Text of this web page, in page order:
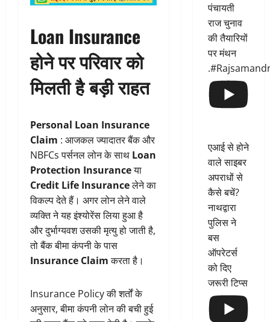
Loan Insurance
होने पर परिवार को
मिलती है बड़ी राहत
Personal Loan Insurance
Claim : आजकल ज्यादातर बैंक और
NBFCs पर्सनल लोन के साथ Loan
Protection Insuranceया
Credit Life Insuranceलेने का
विकल्प देते हैं। अगर लोन लेने वाले
व्यक्ति ने यह इंश्योरेंस लिया हुआ है
और दुर्भाग्यवश उसकी मृत्यु हो जाती है,
तो बैंक बीमा कंपनी के पास
Insurance Claimकरता है।
Insurance Policy की शर्तों के
अनुसार, बीमा कंपनी लोन की बची हुई
पंचायती
राज चुनाव
की तैयारियों
पर मंथन
एआई से होने
वाले साइबर
अपराधों से
कैसे बचें?
नाथद्वारा
पुलिस ने
बस
ऑपरेटर्स
को दिए
जरूरी टिप्स